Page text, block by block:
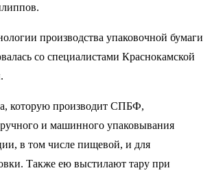
производства упаковочной бумаги
со специалистами Краснокамской
которую производит СПБФ,
ручного и машинного упаковывания
в том числе пищевой, и для
Также ею выстилают тару при